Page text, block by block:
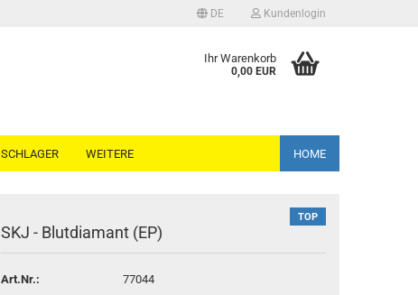
DE Kundenlogin
Passwort vergessen?
Ihr Warenkorb
0,00 EUR
SCHLAGER HOME
WEITERE
TOP
SKJ - Blutdiamant (EP)
Art.Nr.:
77044